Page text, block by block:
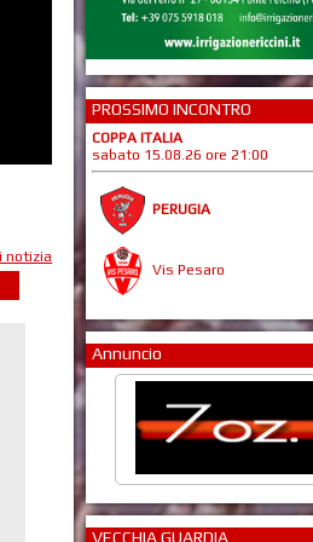
notizia
PROSSIMO INCONTRO
COPPA ITALIA
sabato 15.08.26 ore 21:00
PERUGIA
Vis Pesaro
Annuncio
VECCHIA GUARDIA